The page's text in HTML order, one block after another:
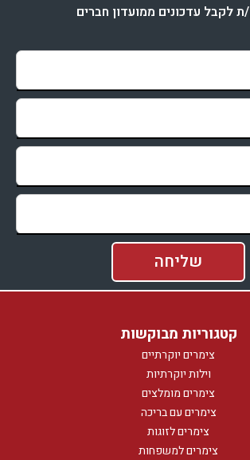
ת לקבל עדכונים ממועדון חברים
קטגוריות מבוקשות
צימרים יוקרתיים
וילות יוקרתיות
צימרים מומלצים
צימרים עם בריכה
צימרים לזוגות
צימרים למשפחות